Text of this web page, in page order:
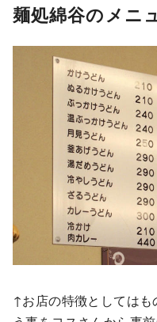
麺処綿谷のメニ
↑お店の特徴としては